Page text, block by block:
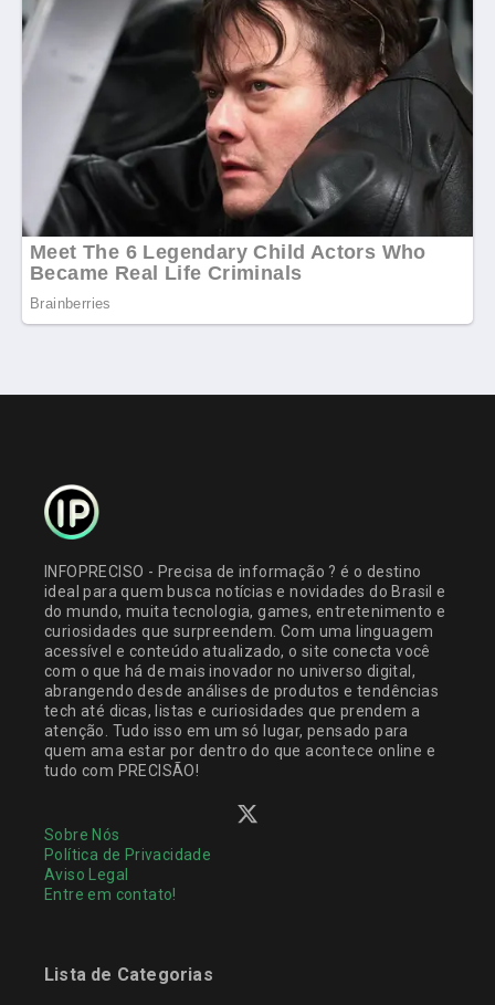
INFOPRECISO - Precisa de informação ? é o destino
ideal para quem busca notícias e novidades do Brasil e
do mundo, muita tecnologia, games, entretenimento e
curiosidades que surpreendem. Com uma linguagem
acessível e conteúdo atualizado, o site conecta você
com o que há de mais inovador no universo digital,
abrangendo desde análises de produtos e tendências
tech até dicas, listas e curiosidades que prendem a
atenção. Tudo isso em um só lugar, pensado para
quem ama estar por dentro do que acontece online e
tudo com PRECISÃO!
Sobre Nós
Política de Privacidade
Aviso Legal
Entre em contato!
Lista de Categorias